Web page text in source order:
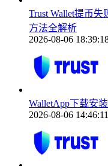
Trust Wallet提币
方法全解析
2026-08-06
WalletApp下载安
2026-08-06 14:46:11